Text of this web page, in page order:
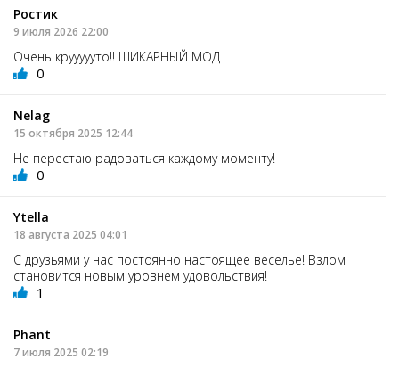
Ростик
9 июля 2026 22:00
Очень круууууто!! ШИКАРНЫЙ МОД
0
Nelag
15 октября 2025 12:44
Не перестаю радоваться каждому моменту!
0
Ytella
18 августа 2025 04:01
С друзьями у нас постоянно настоящее веселье! Взлом
становится новым уровнем удовольствия!
1
Phant
7 июля 2025 02:19